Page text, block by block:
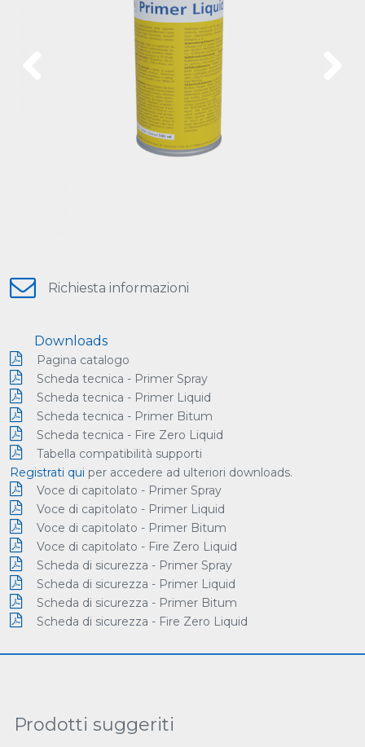
Richiesta informazioni
Downloads
Pagina catalogo
Scheda tecnica - Primer Spray
Scheda tecnica - Primer Liquid
Scheda tecnica - Primer Bitum
Scheda tecnica - Fire Zero Liquid
Tabella compatibilità supporti
Registrati qui per accedere ad ulteriori downloads.
Voce di capitolato - Primer Spray
Voce di capitolato - Primer Liquid
Voce di capitolato - Primer Bitum
Voce di capitolato - Fire Zero Liquid
Scheda di sicurezza - Primer Spray
Scheda di sicurezza - Primer Liquid
Scheda di sicurezza - Primer Bitum
Scheda di sicurezza - Fire Zero Liquid
Prodotti suggeriti